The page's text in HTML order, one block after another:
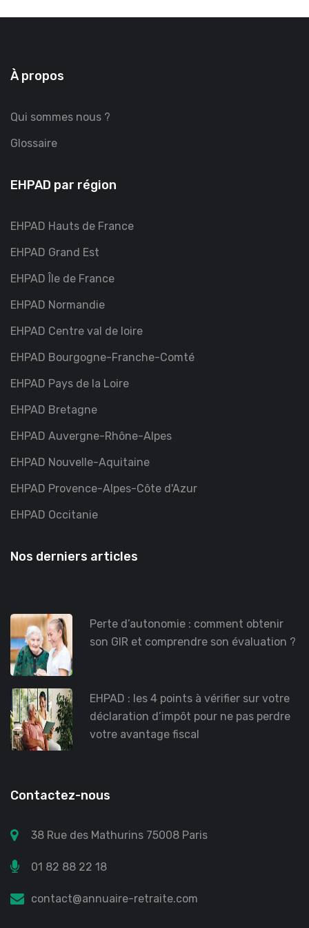
À propos
Qui sommes nous ?
Glossaire
EHPAD par région
EHPAD Hauts de France
EHPAD Grand Est
EHPAD Île de France
EHPAD Normandie
EHPAD Centre val de loire
EHPAD Bourgogne-Franche-Comté
EHPAD Pays de la Loire
EHPAD Bretagne
EHPAD Auvergne-Rhône-Alpes
EHPAD Nouvelle-Aquitaine
EHPAD Provence-Alpes-Côte d'Azur
EHPAD Occitanie
Nos derniers articles
Perte d’autonomie : comment obtenir
son GIR et comprendre son évaluation ?
EHPAD : les 4 points à vérifier sur votre
déclaration d’impôt pour ne pas perdre
votre avantage fiscal
Contactez-nous
38 Rue des Mathurins 75008 Paris
01 82 88 22 18
contact@annuaire-retraite.com